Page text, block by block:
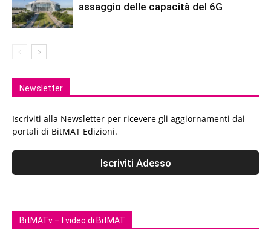
assaggio delle capacità del 6G
Newsletter
Iscriviti alla Newsletter per ricevere gli aggiornamenti dai
portali di BitMAT Edizioni.
BitMATv – I video di BitMAT